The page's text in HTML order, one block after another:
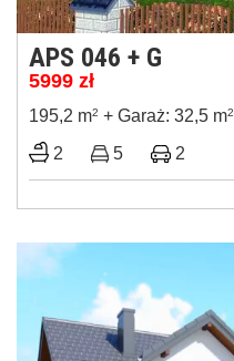
APS 046 + G
5999 zł
195,2 m2 + Garaż: 32,5 m2
2 5 2